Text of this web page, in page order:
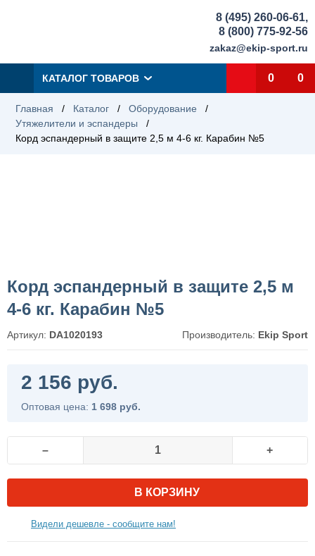
8 (495) 260-06-61,
8 (800) 775-92-56
zakaz@ekip-sport.ru
КАТАЛОГ ТОВАРОВ 0 0
Главная / Каталог / Оборудование
/
Утяжелители и эспандеры
/
Корд эспандерный в защите 2,5 м 4-6 кг. Карабин №5
Корд эспандерный в защите 2,5 м
4-6 кг. Карабин №5
Артикул: DA1020193 Производитель: Ekip Sport
2 156 руб.
Оптовая цена: 1 698 руб.
– +
В КОРЗИНУ
Видели дешевле - сообщите нам!